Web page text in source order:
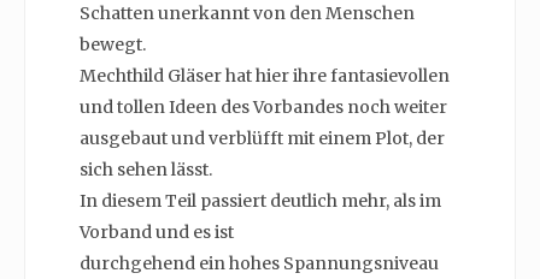
Schatten unerkannt von den Menschen
bewegt.
Mechthild Gläser hat hier ihre fantasievollen
und tollen Ideen des Vorbandes noch weiter
ausgebaut und verblüfft mit einem Plot, der
sich sehen lässt.
In diesem Teil passiert deutlich mehr, als im
Vorband und es ist
durchgehend ein hohes Spannungsniveau